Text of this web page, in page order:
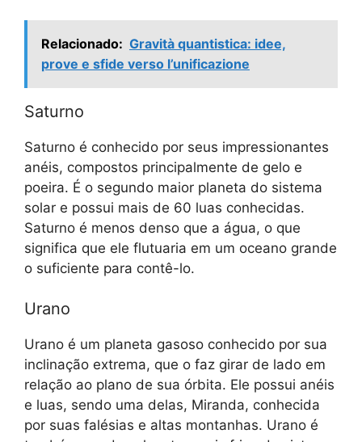
Relacionado: Gravità quantistica: idee,
prove e sfide verso l’unificazione
Saturno
Saturno é conhecido por seus impressionantes
anéis, compostos principalmente de gelo e
poeira. É o segundo maior planeta do sistema
solar e possui mais de 60 luas conhecidas.
Saturno é menos denso que a água, o que
significa que ele flutuaria em um oceano grande
o suficiente para contê-lo.
Urano
Urano é um planeta gasoso conhecido por sua
inclinação extrema, que o faz girar de lado em
relação ao plano de sua órbita. Ele possui anéis
e luas, sendo uma delas, Miranda, conhecida
por suas falésias e altas montanhas. Urano é